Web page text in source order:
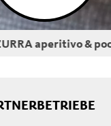
aperitivo & pool